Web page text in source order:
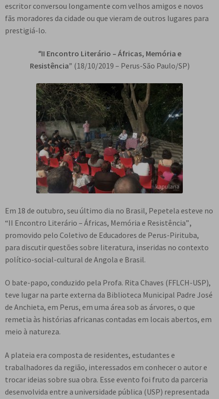
escritor conversou longamente com velhos amigos e novos
fãs moradores da cidade ou que vieram de outros lugares para
prestigiá-lo.
“II Encontro Literário – Áfricas, Memória e
Resistência” (18/10/2019 – Perus-São Paulo/SP)
Em 18 de outubro, seu último dia no Brasil, Pepetela esteve no
“II Encontro Literário – Áfricas, Memória e Resistência”,
promovido pelo Coletivo de Educadores de Perus-Pirituba,
para discutir questões sobre literatura, inseridas no contexto
político-social-cultural de Angola e Brasil.
O bate-papo, conduzido pela Profa. Rita Chaves (FFLCH-USP),
teve lugar na parte externa da Biblioteca Municipal Padre José
de Anchieta, em Perus, em uma área sob as árvores, o que
remetia às histórias africanas contadas em locais abertos, em
meio à natureza.
A plateia era composta de residentes, estudantes e
trabalhadores da região, interessados em conhecer o autor e
trocar ideias sobre sua obra. Esse evento foi fruto da parceria
desenvolvida entre a universidade pública (USP) representada